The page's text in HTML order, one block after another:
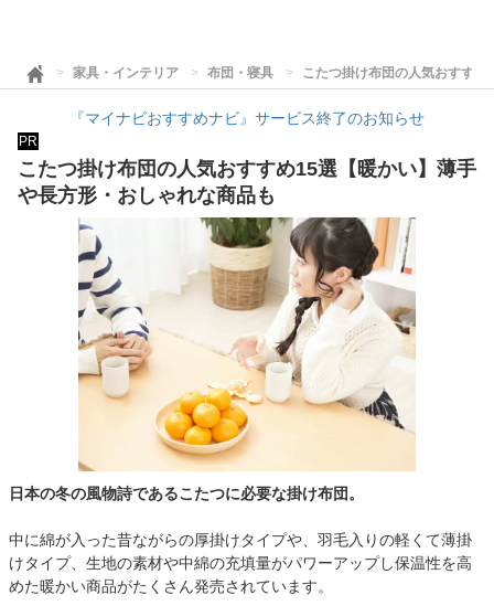
家具・インテリア 布団・寝具 こたつ掛け布団の人気おすす
『マイナビおすすめナビ』サービス終了のお知らせ
PR
こたつ掛け布団の人気おすすめ15選【暖かい】薄手
や長方形・おしゃれな商品も
日本の冬の風物詩であるこたつに必要な掛け布団。
中に綿が入った昔ながらの厚掛けタイプや、羽毛入りの軽くて薄掛
けタイプ、生地の素材や中綿の充填量がパワーアップし保温性を高
めた暖かい商品がたくさん発売されています。